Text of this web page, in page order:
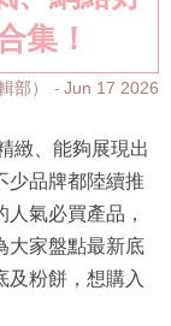
集！
部） Jun 17 2026
緻、能夠展現出
少品牌都陸續推
氣必買產品，
大家盤點最新底
及粉餅，想購入